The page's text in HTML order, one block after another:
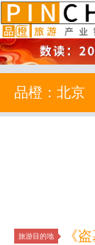
品橙旅游
品橙：北京
旅游目的地
《